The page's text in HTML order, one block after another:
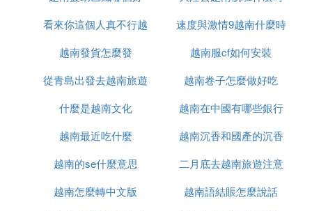
社交圈子：越南媳婦在中國逐漸建立了自己的社
交圈子，包括鄰居、朋友和同事等。她們通過參
加社區活動、文化交流等方式，拓寬了社交渠
語言學習：為了更好地融入中國社會，許多越南
媳婦努力學習中文，提高自己的語言溝通能力。
也增強了她們對中國文化的理解和認同。
四、面臨的挑戰
文化差異：盡管越南與中國在文化上有許多相似
候能正常
看來你這個人真不行越
南語怎麼說
速度與激情9越南什麼時
候上映
越南發貨怎麼發
越南服cf如何安裝
從青島出發去越南旅遊
怎麼辦
越南卷子怎麼做好吃
什麼是越南文化
越南在中國有哪些銀行
越南最近吃什麼
越南沉香和國產的沉香
什麼區別
越南的se什麼意思
二月底去越南旅遊注意
什麼
越南怎麼轉中文版
越南語結賬怎麼說話